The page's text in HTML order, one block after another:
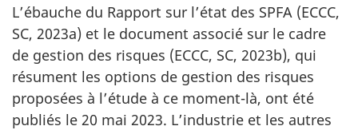
L’ébauche du Rapport sur l’état des SPFA (ECCC,
SC, 2023a) et le document associé sur le cadre
de gestion des risques (ECCC, SC, 2023b), qui
résument les options de gestion des risques
proposées à l’étude à ce moment-là, ont été
publiés le 20 mai 2023. L’industrie et les autres